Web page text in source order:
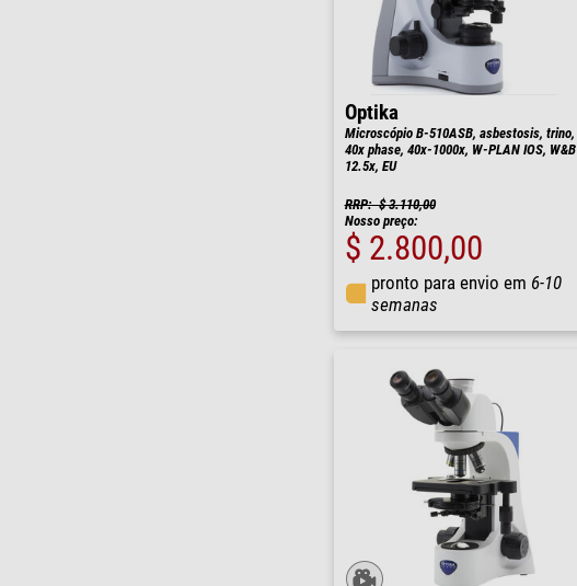
Optika
Microscópio B-510ASB, asbestosis, trino,
40x phase, 40x-1000x, W-PLAN IOS, W&B
12.5x, EU
RRP: $ 3.110,00
Nosso preço:
$ 2.800,00
pronto para envio em 6-10
semanas